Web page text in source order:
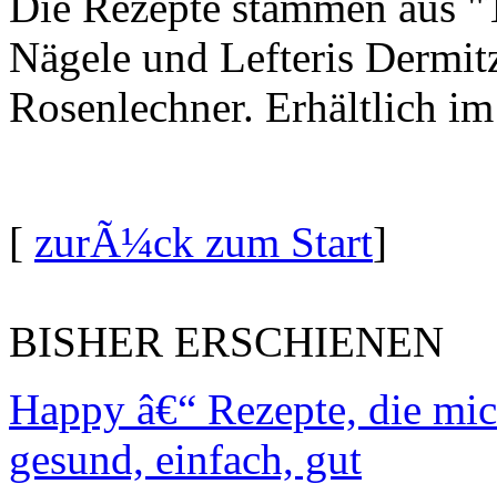
Nägele und Lefteris
Rosenlechner. Erhältlich
[ zurÃ¼ck zum Start]
BISHER ERSCHIENEN
Happy â€“ Rezepte, die
gesund, einfach, gut